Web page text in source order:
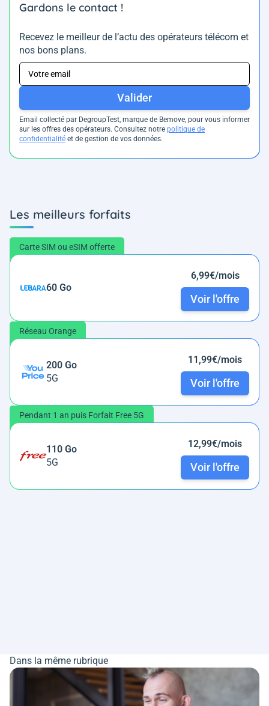
Gardons le contact !
Recevez le meilleur de l’actu des opérateurs télécom et
nos bons plans.
Valider
Email collecté par DegroupTest, marque de Bemove, pour vous informer
sur les offres des opérateurs. Consultez notre politique de
confidentialité et de gestion de vos données.
Les meilleurs forfaits
Carte SIM ou eSIM offerte
60 Go
6,99€/mois
Voir l'offre
Réseau Orange
200 Go
5G
11,99€/mois
Voir l'offre
Pendant 1 an puis Forfait Free 5G
110 Go
5G
12,99€/mois
Voir l'offre
Dans la même rubrique